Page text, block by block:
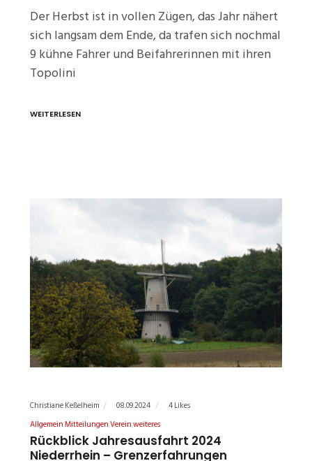
Der Herbst ist in vollen Zügen, das Jahr nähert
sich langsam dem Ende, da trafen sich nochmal
9 kühne Fahrer und Beifahrerinnen mit ihren
Topolini
WEITERLESEN
Christiane Keßelheim 08.09.2024
4 Likes
AllgemeinMitteilungenVereinweiteres
Rückblick Jahresausfahrt 2024
Niederrhein – Grenzerfahrungen